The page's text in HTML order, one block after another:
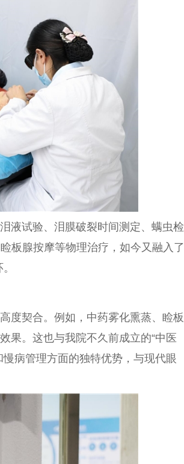
液试验、泪膜破裂时间测定、螨虫检
板腺按摩等物理治疗 ，如今又融入了
度契合。例如，中药雾化熏蒸、睑板
效果。这也与我院不久前成立的“中医
病管理方面的独特优势，与现代眼